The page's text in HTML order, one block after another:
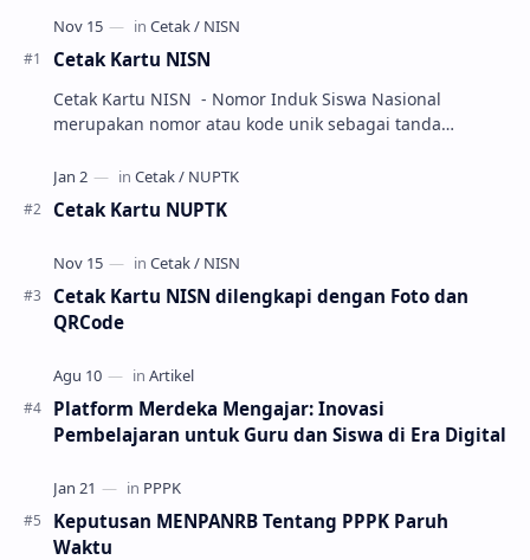
Cetak Kartu NISN
Cetak Kartu NISN - Nomor Induk Siswa Nasional
merupakan nomor atau kode unik sebagai tanda
Cetak Kartu NUPTK
Cetak Kartu NISN dilengkapi dengan Foto dan
QRCode
Platform Merdeka Mengajar: Inovasi
Pembelajaran untuk Guru dan Siswa di Era Digital
Keputusan MENPANRB Tentang PPPK Paruh
Waktu